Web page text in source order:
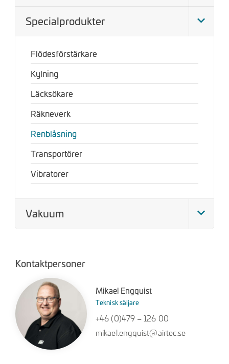
Specialprodukter
Flödesförstärkare
Kylning
Läcksökare
Räkneverk
Renblåsning
Transportörer
Vibratorer
Vakuum
Kontaktpersoner
Mikael Engquist
Teknisk säljare
+46 (0)479 – 126 00
mikael.engquist@airtec.se